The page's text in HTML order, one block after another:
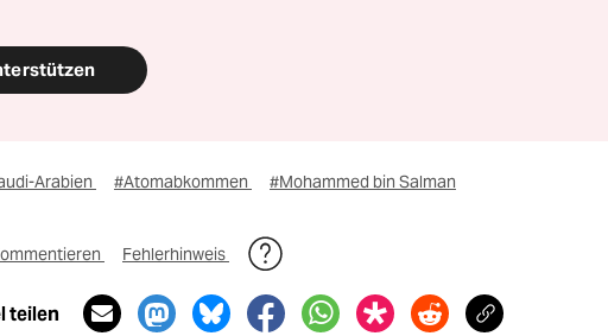
Arabien #Atomabkommen #Mohammed bin Salman
Fehlerhinweis
teilen